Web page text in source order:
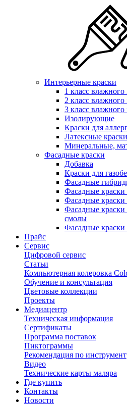
Интерьерные краски
1 класс
2 класс
3 класс влажного
Изолирующие
Краски для
Латексные краски
Минеральные,
Фасадные краски
Добавка
Краски для
Фасадные
Фасадные краски
Фасадные краски
Фасадные краски
смолы
Фасадные краски
Прайс
Сервис
Цифровой сервис
Статьи
Компьютерная колеровка
Обучение и консультация
Цветовые коллекции
Проекты
Медиацентр
Техническая информация
Сертификаты
Программа поставок
Пиктограммы
Рекомендация по
Видео
Технические карты маляра
Где купить
Контакты
Новости